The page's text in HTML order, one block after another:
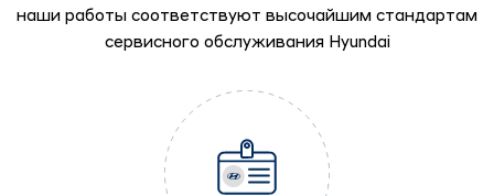
наши работы соответствуют высочайшим стандартам
сервисного обслуживания Hyundai